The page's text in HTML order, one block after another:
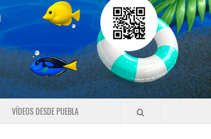
VÍDEOS DESDE PUEBLA